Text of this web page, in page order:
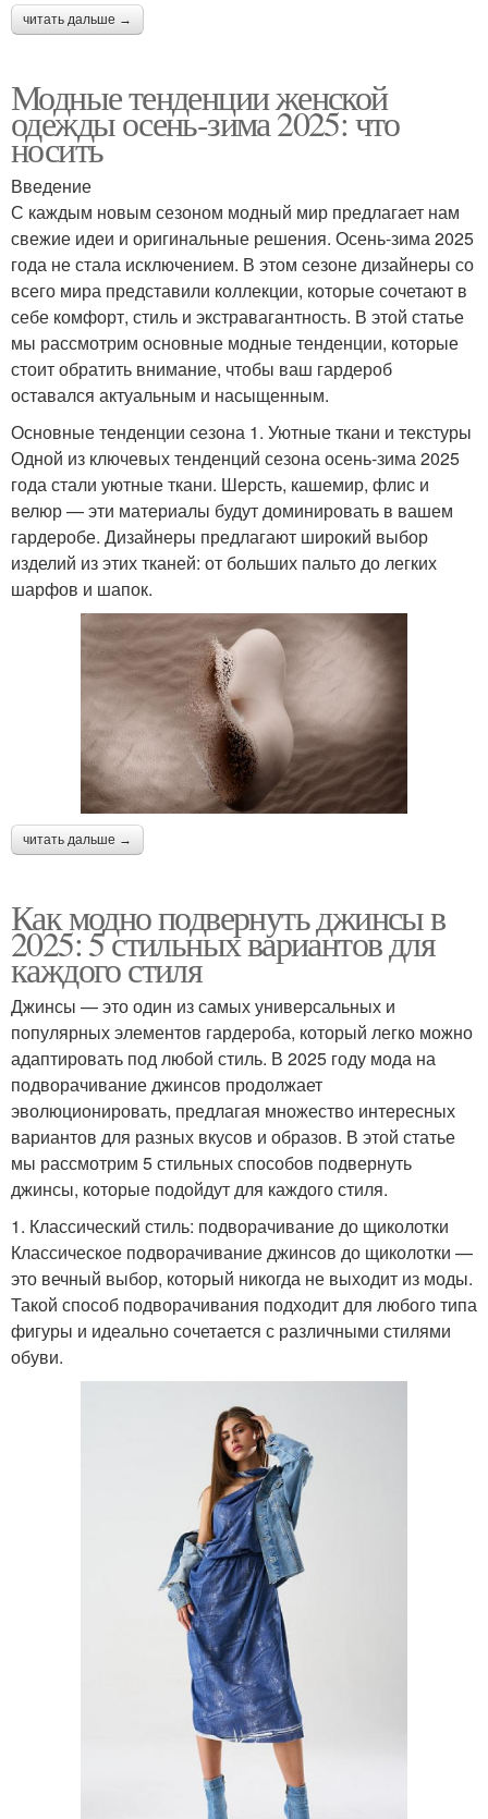
читать дальше →
Модные тенденции женской
одежды осень-зима 2025: что
носить
Введение
С каждым новым сезоном модный мир предлагает нам
свежие идеи и оригинальные решения. Осень-зима 2025
года не стала исключением. В этом сезоне дизайнеры со
всего мира представили коллекции, которые сочетают в
себе комфорт, стиль и экстравагантность. В этой статье
мы рассмотрим основные модные тенденции, которые
стоит обратить внимание, чтобы ваш гардероб
оставался актуальным и насыщенным.
Основные тенденции сезона 1. Уютные ткани и текстуры
Одной из ключевых тенденций сезона осень-зима 2025
года стали уютные ткани. Шерсть, кашемир, флис и
велюр — эти материалы будут доминировать в вашем
гардеробе. Дизайнеры предлагают широкий выбор
изделий из этих тканей: от больших пальто до легких
шарфов и шапок.
читать дальше →
Как модно подвернуть джинсы в
2025: 5 стильных вариантов для
каждого стиля
Джинсы — это один из самых универсальных и
популярных элементов гардероба, который легко можно
адаптировать под любой стиль. В 2025 году мода на
подворачивание джинсов продолжает
эволюционировать, предлагая множество интересных
вариантов для разных вкусов и образов. В этой статье
мы рассмотрим 5 стильных способов подвернуть
джинсы, которые подойдут для каждого стиля.
1. Классический стиль: подворачивание до щиколотки
Классическое подворачивание джинсов до щиколотки —
это вечный выбор, который никогда не выходит из моды.
Такой способ подворачивания подходит для любого типа
фигуры и идеально сочетается с различными стилями
обуви.